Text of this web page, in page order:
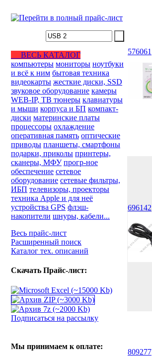
ВЕСЬ КАТАЛОГ
компьютеры мониторы ноутбуки
и всё к ним бытовая техника
видеокарты жесткие диски, SSD
звуковое оборудование камеры
WEB-IP, ТВ тюнеры клавиатуры
и мыши корпуса и БП компакт-
диски материнские платы
процессоры охлаждение
оперативная память оптические
приводы планшеты, смартфоны
подарки, приколы принтеры,
сканеры, МФУ прогр-ное
обеспечение сетевое
оборудование сетевые фильтры,
ИБП телевизоры, проекторы
техника Apple и для неё
устройства GPS флэш-
накопители шнуры, кабели...
Весь прайс-лист
Расширенный поиск
Каталог тех. описаний
Скачать Прайс-лист:
Подписаться на рассылку
Мы принимаем к оплате:
576061
696142
809277